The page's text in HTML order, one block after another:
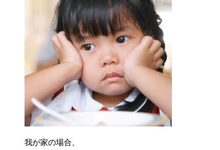
我が家の場合、